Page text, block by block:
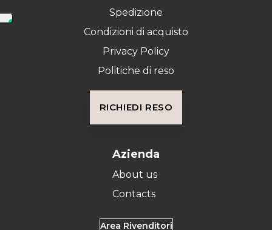
Spedizione
Condizioni di acquisto
Privacy Policy
Politiche di reso
RICHIEDI RESO
Azienda
About us
Contacts
Area Rivenditori